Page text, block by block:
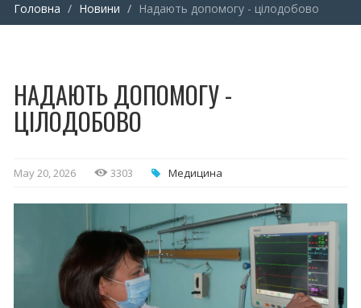
Головна Новини Надають допомогу - цілодобово
НАДАЮТЬ ДОПОМОГУ -
ЦІЛОДОБОВО
May 20, 2026 3303 Медицина